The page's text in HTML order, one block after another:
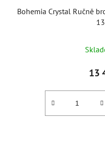
Bohemia Crystal Ručně
13